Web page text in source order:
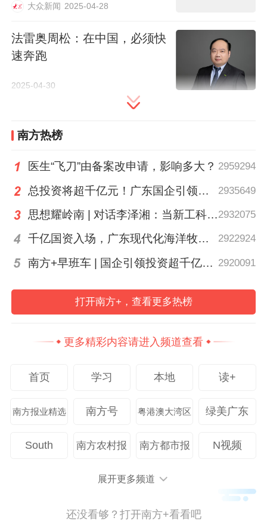
南方+ 吴明 拍摄
凌度的故事，是珠三角制造企业技术突袭的
缩影。
2016年成立之初，这家企业的清洗机还需外
接水管，笨重且低效。创始人张志忠带着研
发团队“死磕”六年，联合华南理工大学攻克
台“水电全内置”机器人，斩获广交会至尊金
一直专注于智能清洁机器人领域的他们，累
东省专精特新中小企业，牵头制定国内首个
《高空幕墙清洗机器人》团体标准。
广交会不仅是贸易平台，更是技术对话的窗
口。在欧美对中国光伏、电动车加征关税的
背景下，珠三角企业正在用“技术不可替代
大众新闻 2025-04-28
法雷奥周松：在中国，必须快
速奔跑
2025-04-30
南方热榜
医生“飞刀”由备案改申请，影响多大？ 2959294
总投资将超千亿元！广东国企引领现代化海洋牧场建设 2935649
思想耀岭南 | 对话李泽湘：当新工科教育遇上大湾区超级供应链2932075
千亿国资入场，广东现代化海洋牧场建设进入2.0时代｜聊点政经事 2922924
南方+早班车 | 国企引领投资超千亿！广东现代化海洋牧场建设提速 2920091
打开南方+，查看更多热榜
更多精彩内容请进入频道查看
首页 学习 本地 读+
南方报业精选 南方号 粤港澳大湾区 绿美广东
South 南方农村报 南方都市报 N视频
展开更多频道
还没看够？打开南方+看看吧